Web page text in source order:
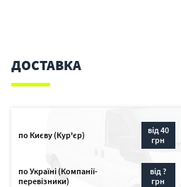
ДОСТАВКА
по Києву (Кур'єр)
від 40
грн
по Україні (Компанії-
перевізники)
від ?
грн